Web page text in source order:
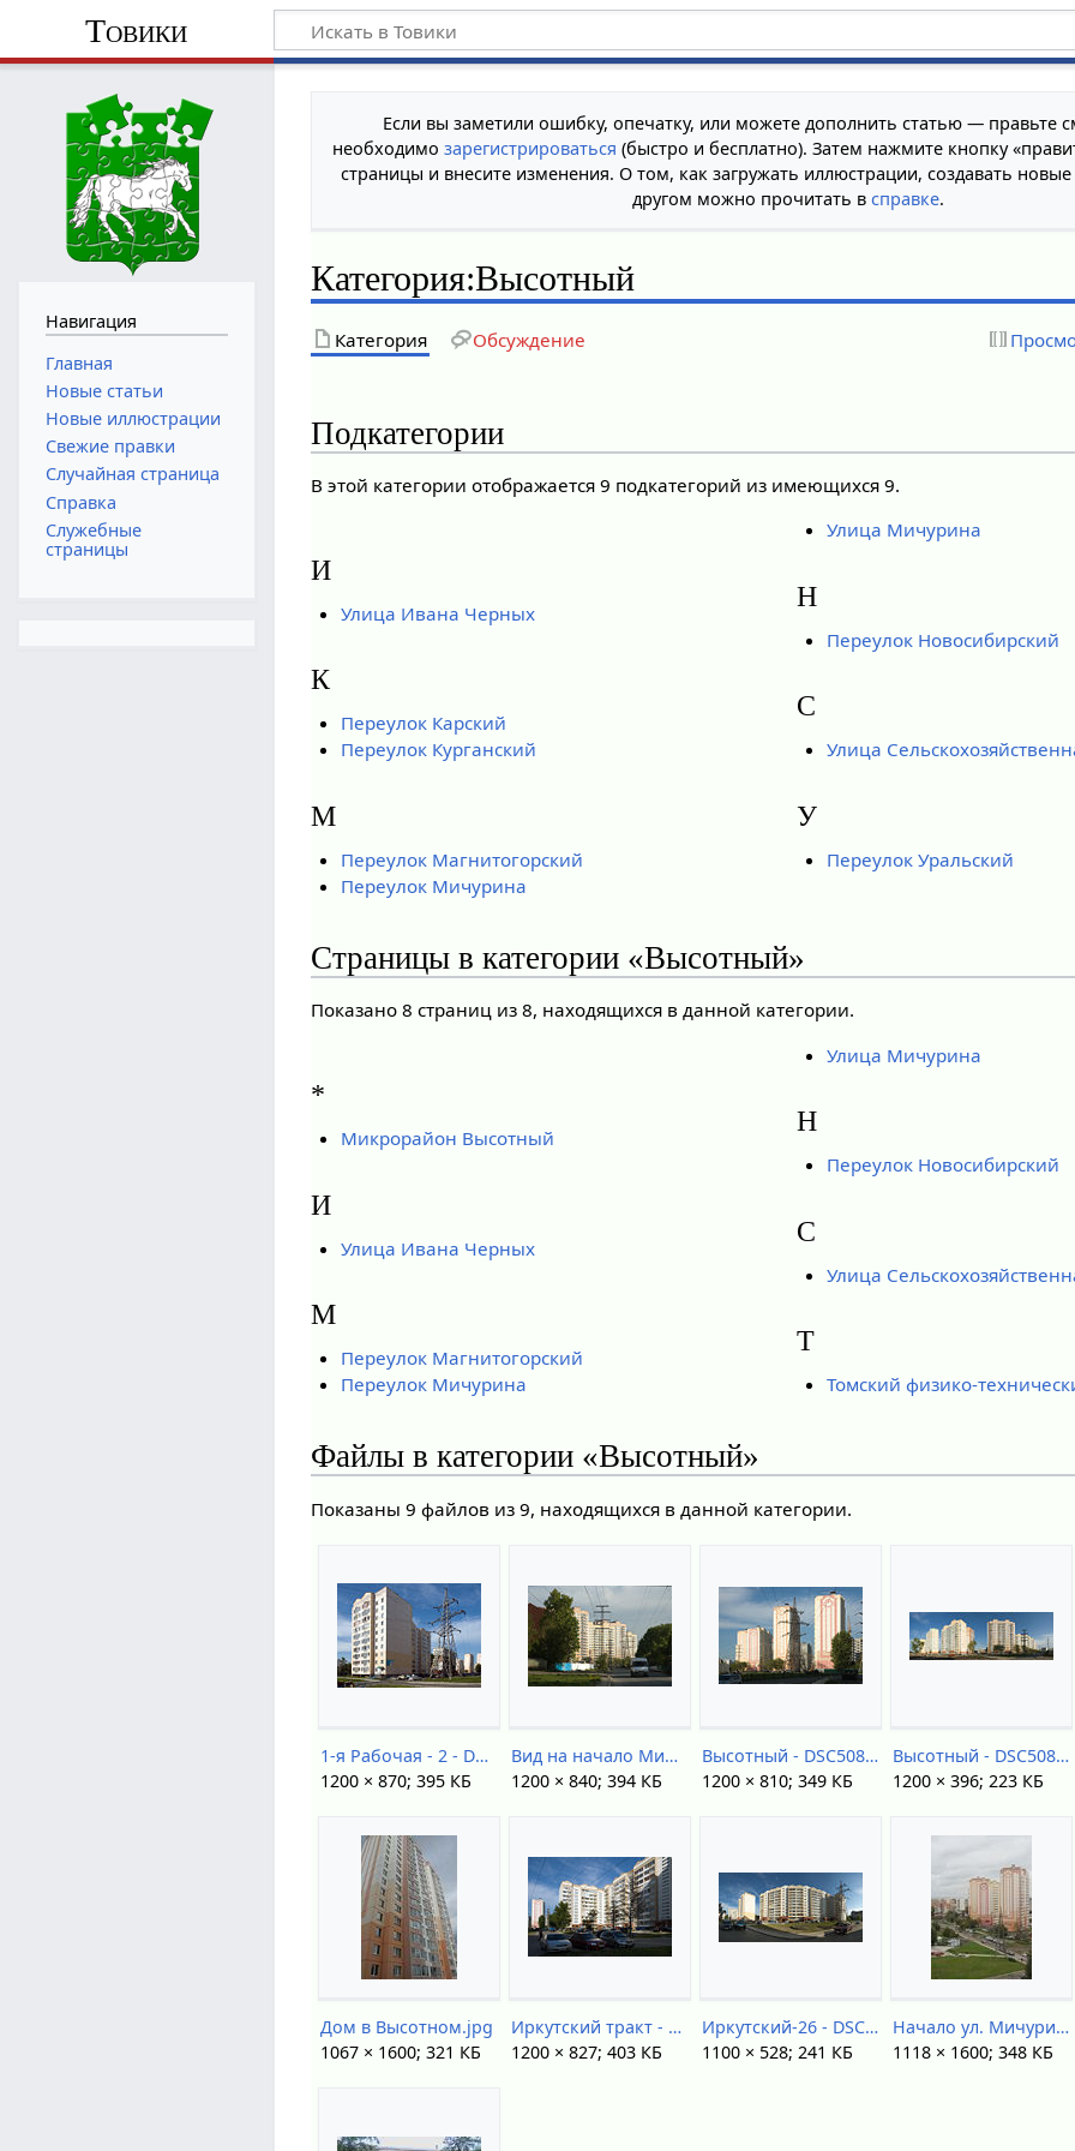
Товики
Если вы заметили ошибку, опечатку, или можете дополнить статью — правьте
необходимозарегистрироваться (быстро и бесплатно). Затем нажмите кнопку
страницы и внесите изменения. О том, как загружать иллюстрации, создавать
другом можно прочитать в справке.
Категория:Высотный
Категория Обсуждение
Подкатегории
В этой категории отображается 9 подкатегорий из имеющихся 9.
И
Улица Ивана Черных
К
Переулок Карский
Переулок Курганский
М
Переулок Магнитогорский
Переулок Мичурина
Улица Мичурина
Н
Переулок Новосибирский
С
Улица
У
Переулок Уральский
Страницы в категории «Высотный»
Показано 8 страниц из 8, находящихся в данной категории.
*
Микрорайон Высотный
И
Улица Ивана Черных
М
Переулок Магнитогорский
Переулок Мичурина
Улица Мичурина
Н
Переулок Новосибирский
С
Улица
Т
Томский физико-
Файлы в категории «Высотный»
Показаны 9 файлов из 9, находящихся в данной категории.
1-я Рабочая - 2 - DSC50769.jpg
1200 × 870; 395 КБ
Вид на начало Мичурина от Рабочей - DSC50844.jpg
1200 × 840; 394 КБ
Высотный - DSC50814.jpg
1200 × 810; 349 КБ
Высотный - DSC50838-DSC50841.jpg
1200 × 396; 223 КБ
Дом в Высотном.jpg
1067 × 1600; 321 КБ
Иркутский тракт - 32 - DSC50802.jpg
1200 × 827; 403 КБ
Иркутский-26 - DSC50772-DSC50782.jpg
1100 × 528; 241 КБ
Начало ул. Мичурина.jpg
1118 × 1600; 348 КБ
Навигация
Главная
Новые статьи
Новые иллюстрации
Свежие правки
Случайная страница
Справка
Служебные
страницы